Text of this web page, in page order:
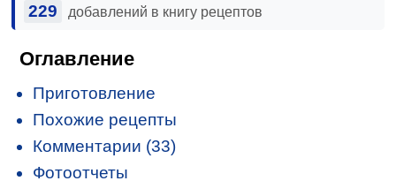
229 добавлений в книгу рецептов
Оглавление
Приготовление
Похожие рецепты
Комментарии (33)
Фотоотчеты